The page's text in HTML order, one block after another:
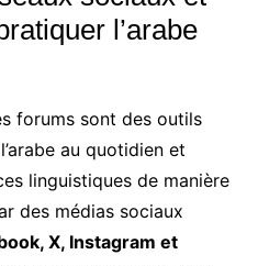
l’arabe
forums sont des outils
au quotidien et
linguistiques de manière
des médias sociaux
X, Instagram et